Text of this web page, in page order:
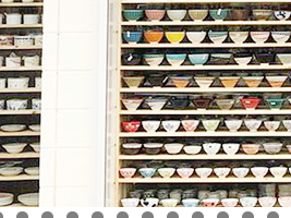
た≫ 2025年9月17日 中日新聞朝刊18
訪』コーナーにて白いごはん器のお
介されました！ 近郊版(犬山、小牧
桑町、大口町)の地域の方、ぜひご覧